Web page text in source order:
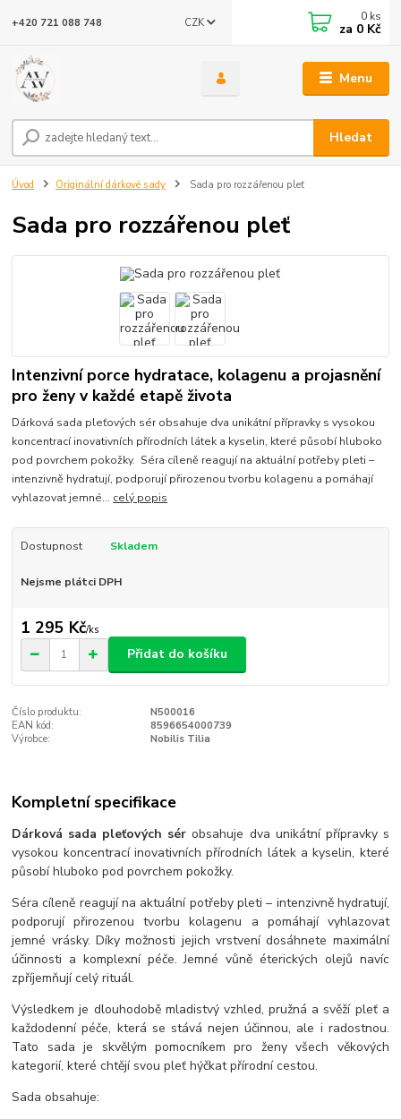
Menu
CZK
Hledat
+420 721 088 748 0 ks
za 0 Kč
Úvod Originální dárkové sady Sada pro rozzářenou pleť
Sada pro rozzářenou pleť
Intenzivní porce hydratace, kolagenu a projasnění
pro ženy v každé etapě života
Dárková sada pleťových sér obsahuje dva unikátní přípravky s vysokou
koncentrací inovativních přírodních látek a kyselin, které působí hluboko
pod povrchem pokožky. Séra cíleně reagují na aktuální potřeby pleti –
intenzivně hydratují, podporují přirozenou tvorbu kolagenu a pomáhají
vyhlazovat jemné... celý popis
Dostupnost Skladem
Nejsme plátci DPH
1 295 Kč/ks
Přidat do košíku
Číslo produktu:
N500016
EAN kód:
8596654000739
Výrobce:
Nobilis Tilia
Kompletní specifikace
Dárková sada pleťových sér obsahuje dva unikátní přípravky s
vysokou koncentrací inovativních přírodních látek a kyselin, které
působí hluboko pod povrchem pokožky.
Séra cíleně reagují na aktuální potřeby pleti – intenzivně hydratují,
podporují přirozenou tvorbu kolagenu a pomáhají vyhlazovat
jemné vrásky. Díky možnosti jejich vrstvení dosáhnete maximální
účinnosti a komplexní péče. Jemné vůně éterických olejů navíc
zpříjemňují celý rituál.
Výsledkem je dlouhodobě mladistvý vzhled, pružná a svěží pleť a
každodenní péče, která se stává nejen účinnou, ale i radostnou.
Tato sada je skvělým pomocníkem pro ženy všech věkových
kategorií, které chtějí svou pleť hýčkat přírodní cestou.
Sada obsahuje: